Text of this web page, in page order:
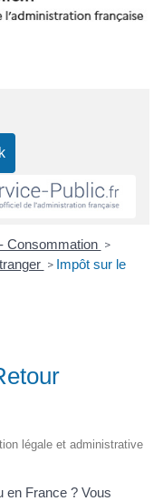
Consommation >
> Impôt sur le
légale et administrative
en France ? Vous